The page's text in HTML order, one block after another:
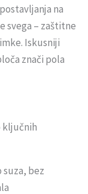
na
svega – zaštitne
Iskusniji
znači pola
ključnih
suza, bez